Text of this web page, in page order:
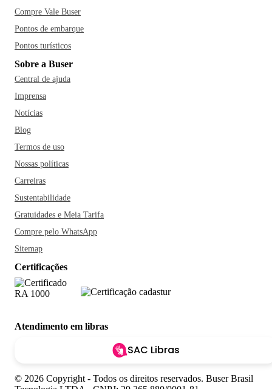
Compre Vale Buser
Pontos de embarque
Pontos turísticos
Sobre a Buser
Central de ajuda
Imprensa
Notícias
Blog
Termos de uso
Nossas políticas
Carreiras
Sustentabilidade
Gratuidades e Meia Tarifa
Compre pelo WhatsApp
Sitemap
Certificações
Atendimento em libras
SAC Libras
© 2026 Copyright - Todos os direitos reservados. Buser Brasil